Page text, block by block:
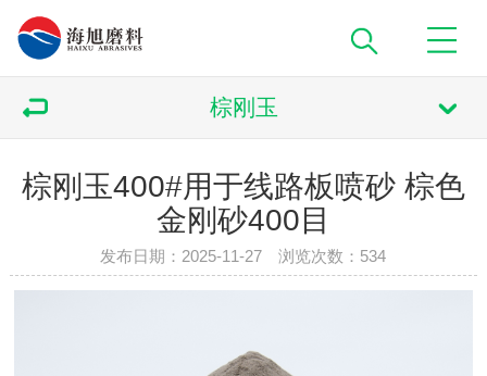
棕刚玉
棕刚玉400#用于线路板喷砂 棕色
金刚砂400目
发布日期：2025-11-27 浏览次数： 534